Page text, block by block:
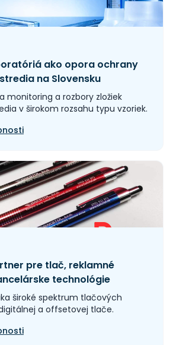
ako opora ochrany
na Slovensku
monitoring a rozbory zložiek
v širokom rozsahu typu vzoriek.
pre tlač, reklamné
technológie
široké spektrum tlačových
a offsetovej tlače.